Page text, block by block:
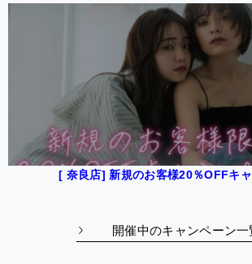
[ 奈良店] 新規のお客様20％OFFキャ
開催中のキャンペーン一